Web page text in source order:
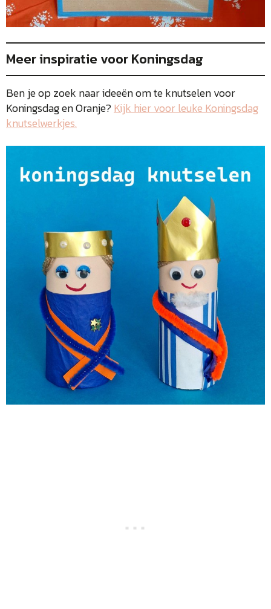
Meer inspiratie voor Koningsdag
Ben je op zoek naar ideeën om te knutselen voor
Koningsdag en Oranje? Kijk hier voor leuke Koningsdag
knutselwerkjes.